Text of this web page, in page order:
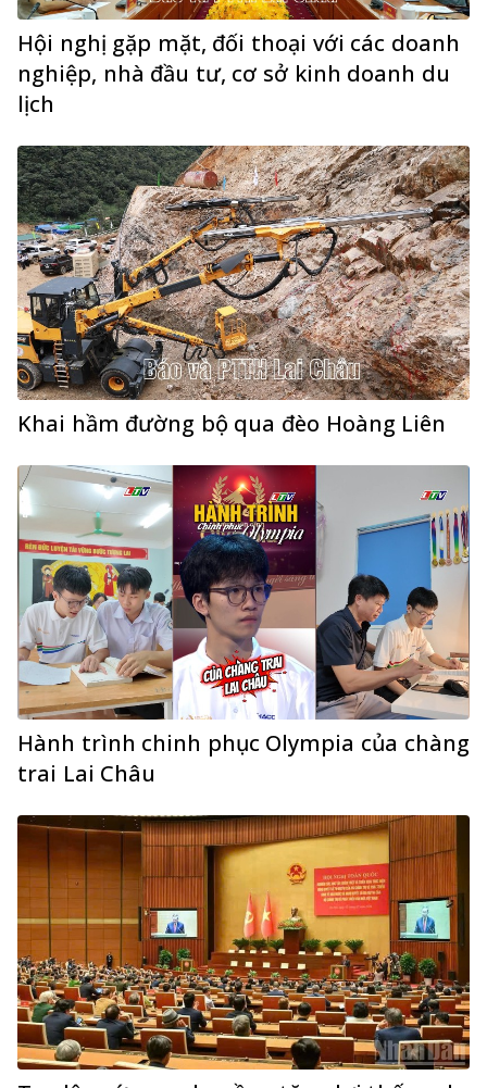
Hội nghị gặp mặt, đối thoại với các doanh
nghiệp, nhà đầu tư, cơ sở kinh doanh du
lịch
Khai hầm đường bộ qua đèo Hoàng Liên
Hành trình chinh phục Olympia của chàng
trai Lai Châu